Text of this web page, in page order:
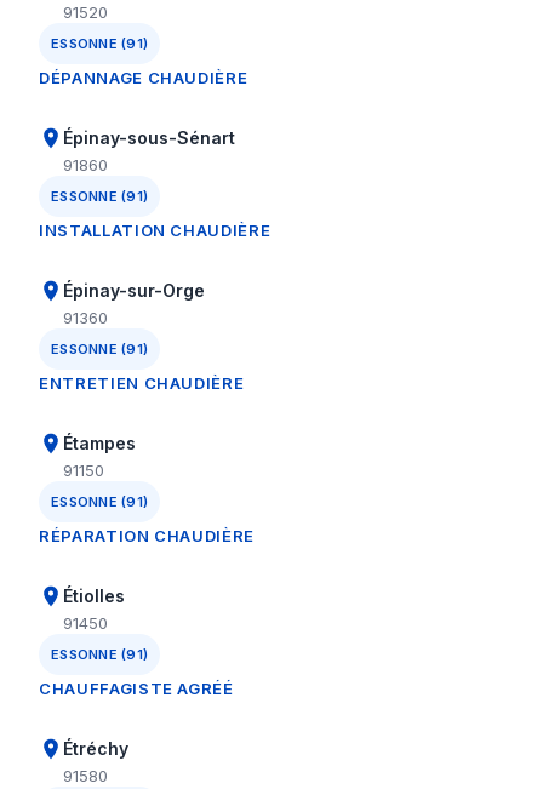
91520
ESSONNE (91)
DÉPANNAGE CHAUDIÈRE
Épinay-sous-Sénart
91860
ESSONNE (91)
INSTALLATION CHAUDIÈRE
Épinay-sur-Orge
91360
ESSONNE (91)
ENTRETIEN CHAUDIÈRE
Étampes
91150
ESSONNE (91)
RÉPARATION CHAUDIÈRE
Étiolles
91450
ESSONNE (91)
CHAUFFAGISTE AGRÉÉ
Étréchy
91580